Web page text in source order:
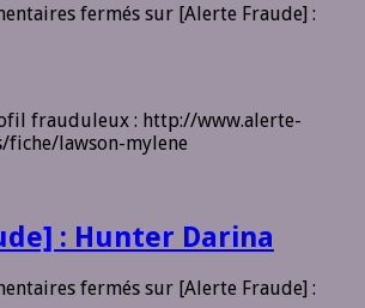
fermés sur [Alerte Fraude] :
frauduleux : http://www.alerte-
lawson-mylene
: Hunter Darina
fermés sur [Alerte Fraude] :